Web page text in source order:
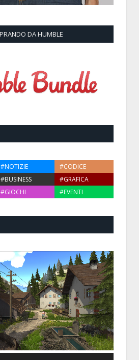
DA HUMBLE
#NOTIZIE
#CODICE
#BUSINESS
#GRAFICA
#GIOCHI #EVENTI